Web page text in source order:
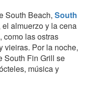
South Beach, South
almuerzo y la cena
como las ostras
vieiras. Por la noche,
South Fin Grill se
música y